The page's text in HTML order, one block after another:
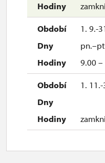
1. 9.-
9.00 –
1.